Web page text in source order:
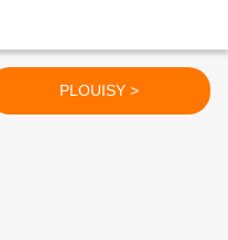
PLOUISY >